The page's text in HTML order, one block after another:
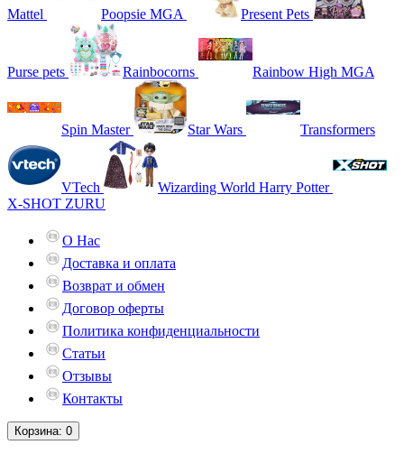
Mattel Poopsie MGA Present Pets
Purse pets Rainbocorns Rainbow High MGA
Spin Master Star Wars Transformers
VTech
Wizarding World Harry Potter
X-SHOT ZURU
О Нас
Доставка и оплата
Возврат и обмен
Договор оферты
Политика конфиденциальности
Статьи
Отзывы
Контакты
Корзина: 0